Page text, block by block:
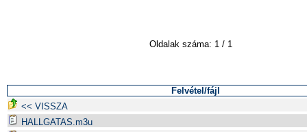
Oldalak száma: 1 / 1
Felvétel/fájl
<< VISSZA
HALLGATAS.m3u